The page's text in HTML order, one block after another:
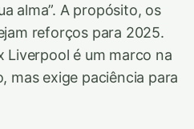
alma”. A propósito, os
reforços para 2025.
Liverpool é um marco na
mas exige paciência para